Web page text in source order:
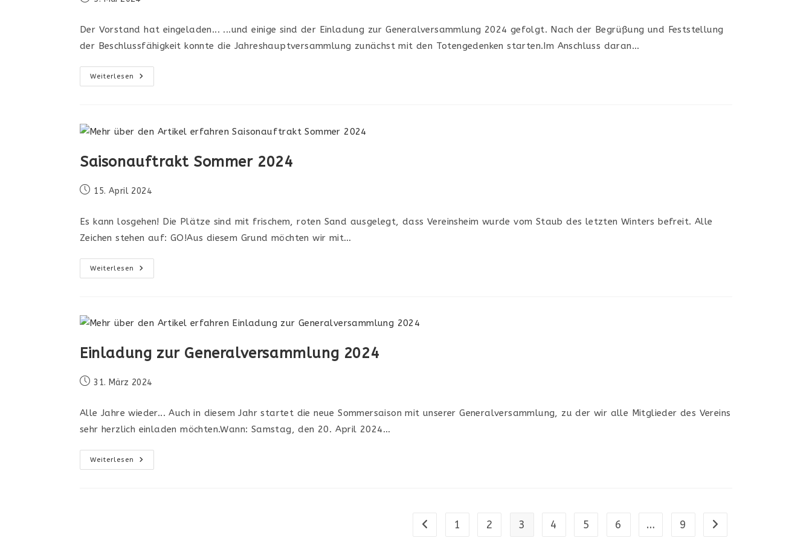
Der Vorstand hat eingeladen... ...und einige sind der Einladung zur Generalversammlung 2024 gefolgt. Nach der Begrüßung und Feststellung
der Beschlussfähigkeit konnte die Jahreshauptversammlung zunächst mit den Totengedenken starten.Im Anschluss daran…
Weiterlesen
Generalversammlung
2024
Saisonauftrakt Sommer 2024
Beitrag15. April 2024
Es kann losgehen! Die Plätze sind mit frischem, roten Sand ausgelegt, dass Vereinsheim wurde vom Staub des letzten Winters befreit. Alle
Zeichen stehen auf: GO!Aus diesem Grund möchten wir mit…
Weiterlesen
Saisonauftrakt
Sommer
Einladung zur Generalversammlung 2024
Beitrag31. März 2024
Alle Jahre wieder... Auch in diesem Jahr startet die neue Sommersaison mit unserer Generalversammlung, zu der wir alle Mitglieder des Vereins
sehr herzlich einladen möchten.Wann: Samstag, den 20. April 2024…
Weiterlesen
Einladung
Zur
Zur vorherigen Seite
1 2 3 4 5 6 … 9 Zur nächsten Seite